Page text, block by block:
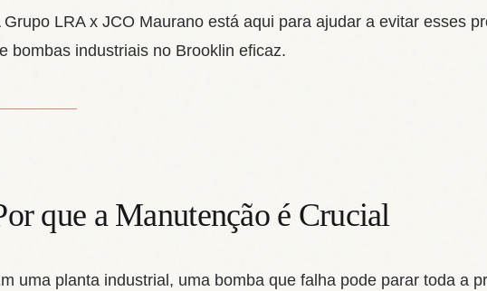
Grupo LRA x JCO Maurano está aqui para ajudar a evitar esses
bombas industriais no Brooklin eficaz.
que a Manutenção é Crucial
uma planta industrial, uma bomba que falha pode parar toda a